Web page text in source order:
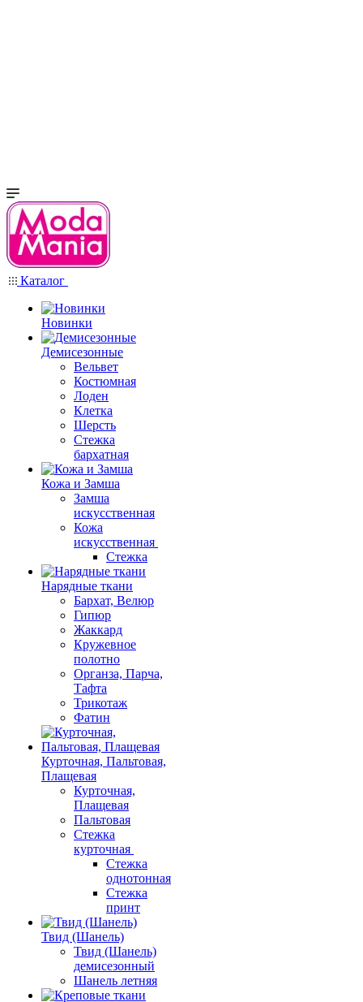
Каталог
Новинки
Демисезонные
Вельвет
Костюмная
Лоден
Клетка
Шерсть
Стежка
бархатная
Кожа и Замша
Замша
искусственная
Кожа
искусственная
Стежка
Нарядные ткани
Бархат, Велюр
Гипюр
Жаккард
Кружевное
полотно
Органза, Парча,
Тафта
Трикотаж
Фатин
Курточная, Пальтовая,
Плащевая
Курточная,
Плащевая
Пальтовая
Стежка
курточная
Стежка
однотонная
Стежка
принт
Твид (Шанель)
Твид (Шанель)
демисезонный
Шанель летняя